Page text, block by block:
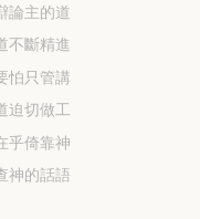
論主的道
不斷精進
怕只管講
迫切做工
乎倚靠神
神的話語